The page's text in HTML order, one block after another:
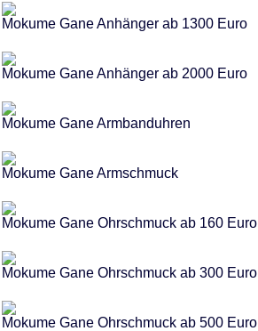
Mokume Gane Anhänger ab 1300 Euro
Mokume Gane Anhänger ab 2000 Euro
Mokume Gane Armbanduhren
Mokume Gane Armschmuck
Mokume Gane Ohrschmuck ab 160 Euro
Mokume Gane Ohrschmuck ab 300 Euro
Mokume Gane Ohrschmuck ab 500 Euro